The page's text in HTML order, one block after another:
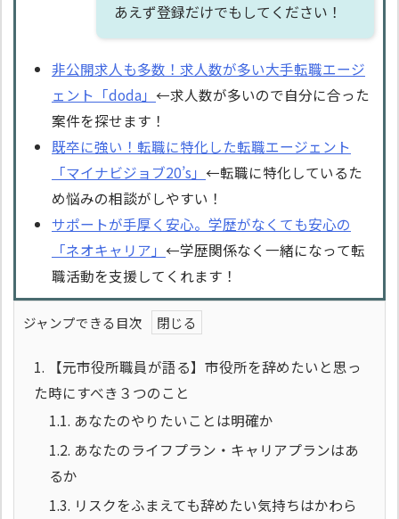
あえず登録だけでもしてください！
非公開求人も多数！求人数が多い大手転職エージ
ェント「doda」 ←求人数が多いので自分に合った
案件を探せます！
既卒に強い！転職に特化した転職エージェント
「マイナビジョブ20’s」 ←転職に特化しているた
め悩みの相談がしやすい！
サポートが手厚く安心。学歴がなくても安心の
「ネオキャリア」 ←学歴関係なく一緒になって転
職活動を支援してくれます！
ジャンプできる目次
1. 【元市役所職員が語る】市役所を辞めたいと思っ
た時にすべき３つのこと
1.1. あなたのやりたいことは明確か
1.2. あなたのライフプラン・キャリアプランはあ
るか
1.3. リスクをふまえても辞めたい気持ちはかわら